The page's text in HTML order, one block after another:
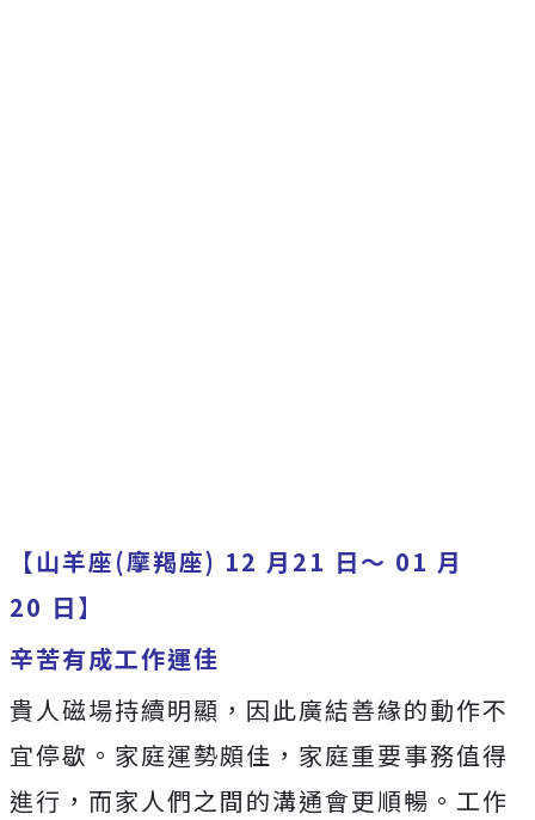
【山羊座(摩羯座) 12 月21 日～ 01 月
20 日】
辛苦有成工作運佳
貴人磁場持續明顯，因此廣結善緣的動作不
宜停歇。家庭運勢頗佳，家庭重要事務值得
進行，而家人們之間的溝通會更順暢。工作